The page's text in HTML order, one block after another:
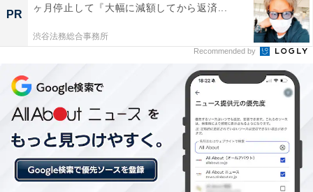
亨の“心のベストテンNo.1”が舞からヨウコに
聖まごころ病院やNPO法人「Not Alone」を舞台に、社
会問題や平等とは何かを訴えかける本作は、シリアスな
題材にハッとさせられる一方、亨と舞を取り巻く恋愛模
PR
ヶ月停止して『大幅に減額してから返済...
渋谷法務総合事務所
Recommended by